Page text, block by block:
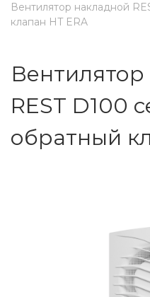
Вентилятор накладной
клапан HT ERA
REST D100
обратный